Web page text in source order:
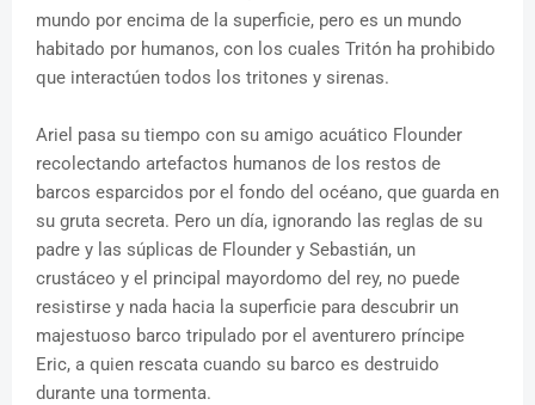
mundo por encima de la superficie, pero es un mundo
habitado por humanos, con los cuales Tritón ha prohibido
que interactúen todos los tritones y sirenas.
Ariel pasa su tiempo con su amigo acuático Flounder
recolectando artefactos humanos de los restos de
barcos esparcidos por el fondo del océano, que guarda en
su gruta secreta. Pero un día, ignorando las reglas de su
padre y las súplicas de Flounder y Sebastián, un
crustáceo y el principal mayordomo del rey, no puede
resistirse y nada hacia la superficie para descubrir un
majestuoso barco tripulado por el aventurero príncipe
Eric, a quien rescata cuando su barco es destruido
durante una tormenta.